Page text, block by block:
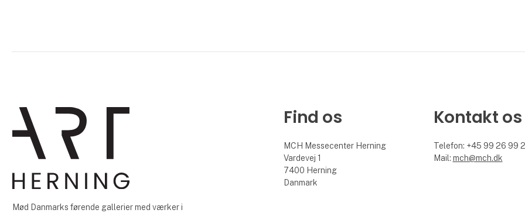
Mød Danmarks førende gallerier med værker i
Find os
MCH Messecenter Herning
Vardevej 1
7400 Herning
Danmark
Kontakt os
Telefon: +45 99 26 99
Mail: mch@mch.dk